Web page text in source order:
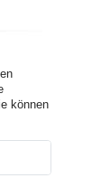
können